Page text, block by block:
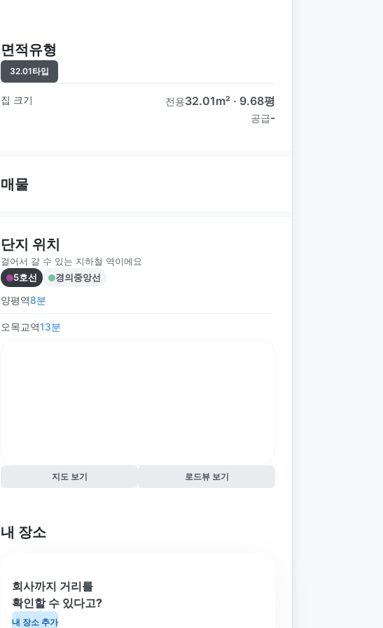
면적유형
32.01타입
집 크기 전용32.01m² · 9.68평
공급-
매물
단지 위치
걸어서 갈 수 있는 지하철 역이에요
5호선
경의중앙선
양평역8분
오목교역13분
지도 보기 로드뷰 보기
내 장소
회사까지 거리를
확인할 수 있다고?
내 장소 추가